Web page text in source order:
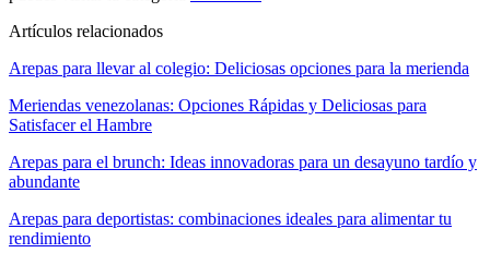
Artículos relacionados
Arepas para llevar al colegio: Deliciosas opciones para la merienda
Meriendas venezolanas: Opciones Rápidas y Deliciosas para
Satisfacer el Hambre
Arepas para el brunch: Ideas innovadoras para un desayuno tardío y
abundante
Arepas para deportistas: combinaciones ideales para alimentar tu
rendimiento